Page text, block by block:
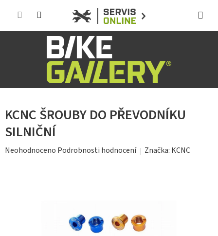
KCNC ŠROUBY DO PŘEVODNÍKU
SILNIČNÍ
Průměrné
Neohodnoceno Podrobnosti hodnocení Značka: KCNC